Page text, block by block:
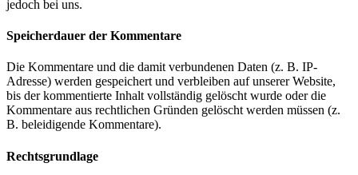
jedoch bei uns.
Speicherdauer der Kommentare
Die Kommentare und die damit verbundenen Daten (z. B. IP-
Adresse) werden gespeichert und verbleiben auf unserer Website,
bis der kommentierte Inhalt vollständig gelöscht wurde oder die
Kommentare aus rechtlichen Gründen gelöscht werden müssen (z.
B. beleidigende Kommentare).
Rechtsgrundlage